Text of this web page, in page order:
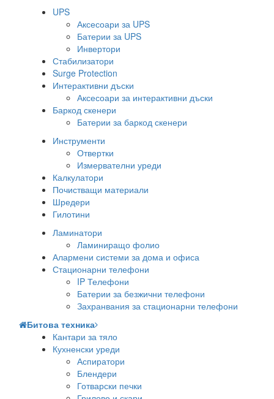
UPS
Аксесоари за UPS
Батерии за UPS
Инвертори
Стабилизатори
Surge Protection
Интерактивни дъски
Аксесоари за интерактивни дъски
Баркод скенери
Батерии за баркод скенери
Инструменти
Отвертки
Измервателни уреди
Калкулатори
Почистващи материали
Шредери
Гилотини
Ламинатори
Ламиниращо фолио
Алармени системи за дома и офиса
Стационарни телефони
IP Телефони
Батерии за безжични телефони
Захранвания за стационарни телефони
Битова техника
Кантари за тяло
Кухненски уреди
Аспиратори
Блендери
Готварски печки